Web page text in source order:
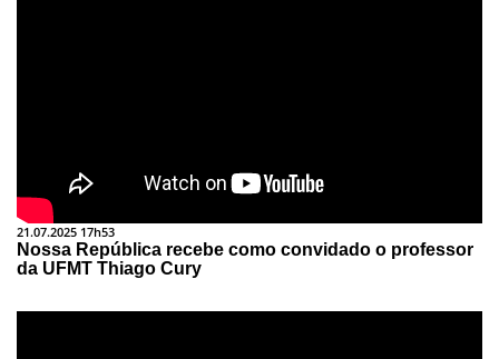
21.07.2025 17h53
Nossa República recebe como convidado o professor
da UFMT Thiago Cury